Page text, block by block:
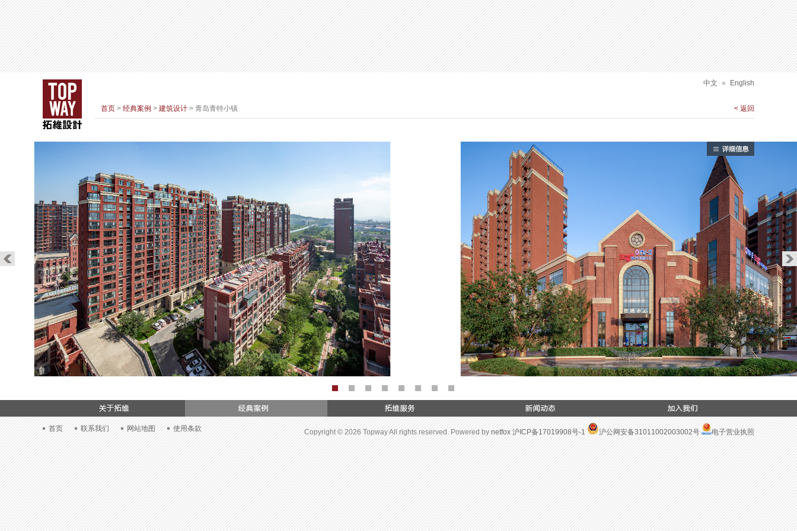
中文 English
首页 > 经典案例 > 建筑设计 > 青岛青特小镇 < 返回
建筑设计
首页 联系我们 网站地图 使用条款 Copyright © 2026 Topway All rights reserved. Powered bynetfox 沪ICP备17019908号-1 沪公网安备31011002003002号 电子营业执照